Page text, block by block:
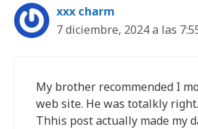
xxx charm
7 diciembre, 2024 a las
My brother recommended I
web site. He was totalkly right.
Thhis post actually made my